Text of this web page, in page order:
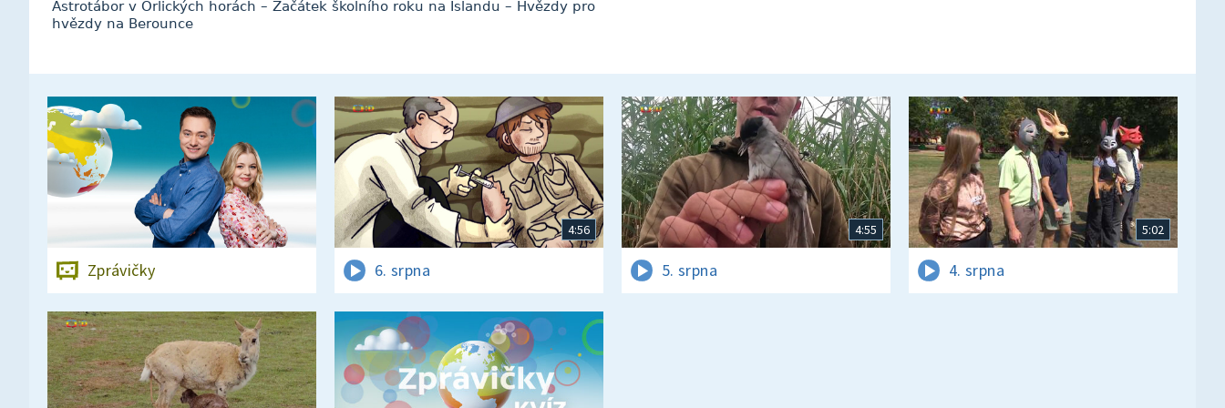
Astrotábor v Orlických horách – Začátek školního roku na Islandu – Hvězdy pro
hvězdy na Berounce
Zprávičky
4:56
6. srpna
4:55
5. srpna
5:02
4. srpna